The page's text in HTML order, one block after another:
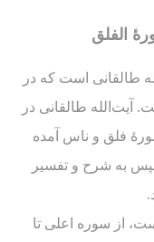
الفلق
طالقانی است که در
آیت‌الله طالقانی در
فلق و ناس آمده
به شرح و تفسیر
از سوره اعلی تا